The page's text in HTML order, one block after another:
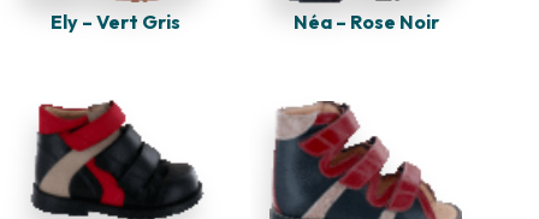
Ely – Vert Gris Néa – Rose Noir